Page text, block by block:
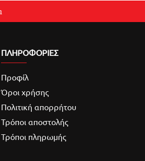
ΠΛΗΡΟΦΟΡΙΕΣ
Προφίλ
Όροι χρήσης
Πολιτική απορρήτου
Τρόποι αποστολής
Τρόποι πληρωμής